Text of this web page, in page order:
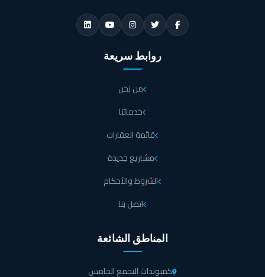
روابط سريعة
من نحن
خدماتنا
قائمة العقارات
مشاريع جديدة
الشروط والأحكام
اتصل بنا
المناطق الشائعة
كمبوندات التجمع الخامس